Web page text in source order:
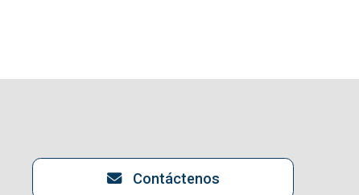
Contáctenos